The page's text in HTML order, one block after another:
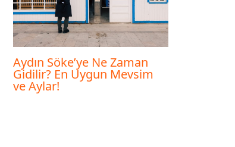
Aydın Söke’ye Ne Zaman
Gidilir? En Uygun Mevsim
ve Aylar!